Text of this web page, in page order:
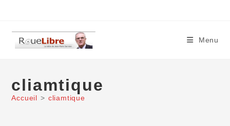
content
Menu
cliamtique
Accueil > cliamtique